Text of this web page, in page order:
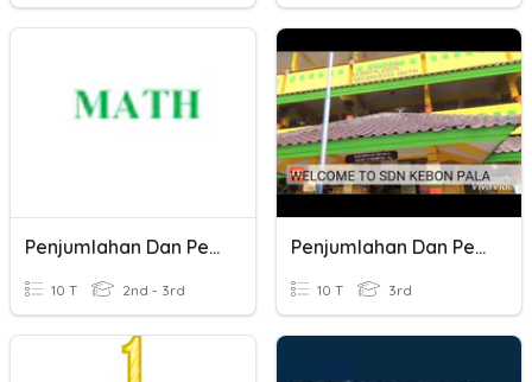
Penjumlahan Dan Pengurangan
10 T 2nd - 3rd
Penjumlahan Dan Pengurangan
10 T 3rd